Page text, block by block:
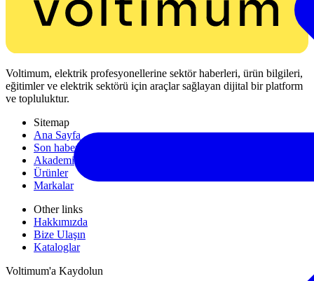
Voltimum, elektrik profesyonellerine sektör haberleri, ürün bilgileri,
eğitimler ve elektrik sektörü için araçlar sağlayan dijital bir platform
ve topluluktur.
Sitemap
Ana Sayfa
Son haberler
Akademi
Ürünler
Markalar
Other links
Hakkımızda
Bize Ulaşın
Kataloglar
Voltimum'a Kaydolun